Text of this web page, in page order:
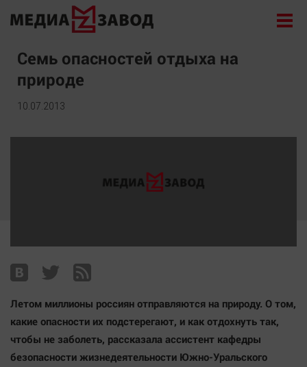
Новости
Экономика
Происшествия
Поиск
Наша победа
Общество
Политика
Семь опасностей отдыха на
природе
10.07.2013
Летом миллионы россиян отправляются на природу. О том,
какие опасности их подстерегают, и как отдохнуть так,
чтобы не заболеть, рассказала ассистент кафедры
безопасности жизнедеятельности Южно-Уральского